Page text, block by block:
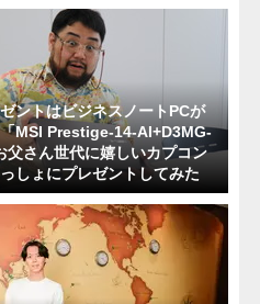
ントはビジネスノートPCが
MSI Prestige-14-AI+D3MG-
父さん世代に嬉しいカプコン
しょにプレゼントしてみた